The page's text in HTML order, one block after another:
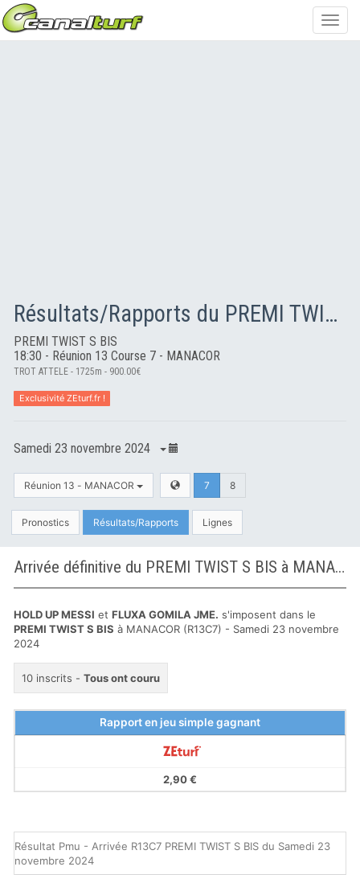
Résultats/Rapports du PREMI TWIST S BIS
PREMI TWIST S BIS
18:30 - Réunion 13 Course 7 - MANACOR
TROT ATTELE - 1725m - 900.00€
Exclusivité ZEturf.fr !
Samedi 23 novembre 2024
Réunion 13 - MANACOR 7 8
Pronostics Résultats/Rapports Lignes
Arrivée définitive du PREMI TWIST S BIS à MANACOR
HOLD UP MESSI et FLUXA GOMILA JME. s'imposent dans le
PREMI TWIST S BIS à MANACOR (R13C7) - Samedi 23 novembre
2024
10 inscrits - Tous ont couru
Rapport en jeu simple gagnant
2,90 €
Résultat Pmu - Arrivée R13C7 PREMI TWIST S BIS du Samedi 23
novembre 2024